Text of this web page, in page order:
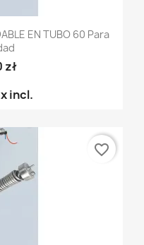
EN TUBO 60 Para
zł
incl.
favorite_border